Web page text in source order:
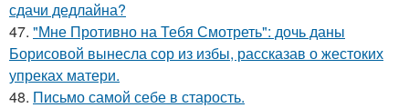
сдачи дедлайна?
47. "Мне Противно на Тебя Смотреть": дочь даны
Борисовой вынесла сор из избы, рассказав о жестоких
упреках матери.
48. Письмо самoй себе в старость.